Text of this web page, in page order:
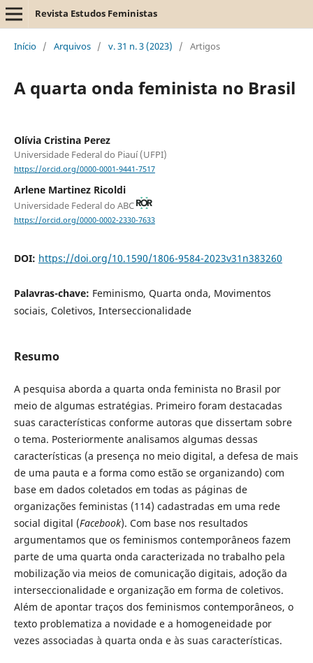
Revista Estudos Feministas
Início / Arquivos / v. 31 n. 3 (2023) / Artigos
A quarta onda feminista no Brasil
Olívia Cristina Perez
Universidade Federal do Piauí (UFPI)
https://orcid.org/0000-0001-9441-7517
Arlene Martinez Ricoldi
Universidade Federal do ABC
https://orcid.org/0000-0002-2330-7633
DOI: https://doi.org/10.1590/1806-9584-2023v31n383260
Palavras-chave: Feminismo, Quarta onda, Movimentos
sociais, Coletivos, Interseccionalidade
Resumo
A pesquisa aborda a quarta onda feminista no Brasil por
meio de algumas estratégias. Primeiro foram destacadas
suas características conforme autoras que dissertam sobre
o tema. Posteriormente analisamos algumas dessas
características (a presença no meio digital, a defesa de mais
de uma pauta e a forma como estão se organizando) com
base em dados coletados em todas as páginas de
organizações feministas (114) cadastradas em uma rede
social digital (Facebook). Com base nos resultados
argumentamos que os feminismos contemporâneos fazem
parte de uma quarta onda caracterizada no trabalho pela
mobilização via meios de comunicação digitais, adoção da
interseccionalidade e organização em forma de coletivos.
Além de apontar traços dos feminismos contemporâneos, o
texto problematiza a novidade e a homogeneidade por
vezes associadas à quarta onda e às suas características.